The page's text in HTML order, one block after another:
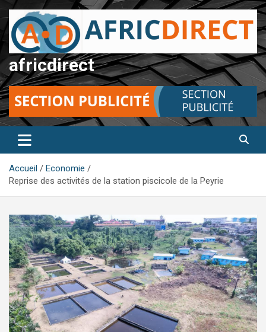
Aller
au
contenu
africdirect
Accueil
Economie
Reprise des activités de la station piscicole de la Peyrie